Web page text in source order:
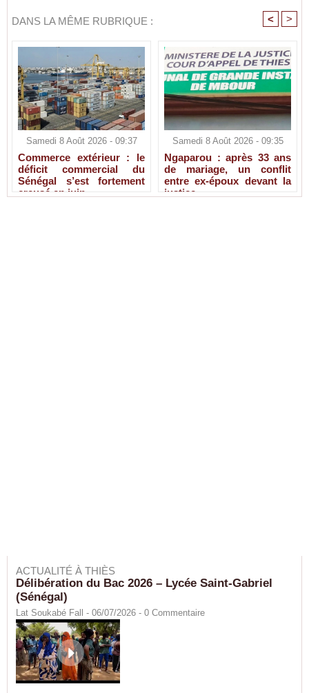
DANS LA MÊME RUBRIQUE : < >
Samedi 8 Août 2026 - 09:37
Commerce extérieur : le
déficit commercial du
Sénégal s’est fortement
creusé en juin
Samedi 8 Août 2026 - 09:35
Ngaparou : après 33 ans
de mariage, un conflit
entre ex-époux devant la
justice
ACTUALITÉ À THIÈS
Délibération du Bac 2026 – Lycée Saint-Gabriel
(Sénégal)
Lat Soukabé Fall - 06/07/2026 - 0 Commentaire